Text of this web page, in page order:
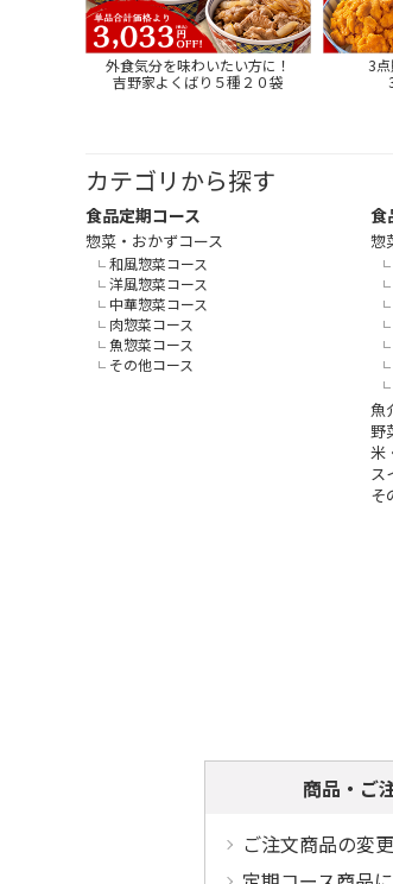
外食気分を味わいたい方に！
吉野家よくばり５種２０袋
3点
カテゴリから探す
食品定期コース
惣菜・おかずコース
和風惣菜コース
洋風惣菜コース
中華惣菜コース
肉惣菜コース
魚惣菜コース
その他コース
食
惣
魚
野
米
ス
そ
商品・ご
ご注文商品の変